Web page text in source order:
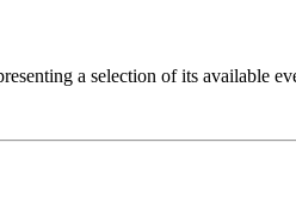
a selection of its available